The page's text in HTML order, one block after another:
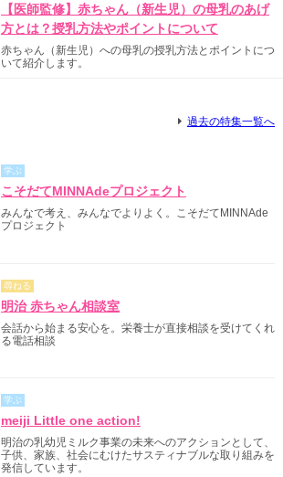
【医師監修】赤ちゃん（新生児）の母乳のあげ
方とは？授乳方法やポイントについて
赤ちゃん（新生児）への母乳の授乳方法とポイントにつ
いて紹介します。
過去の特集一覧へ
学ぶ
こそだてMINNAdeプロジェクト
みんなで考え、みんなでよりよく。こそだてMINNAde
プロジェクト
尋ねる
明治 赤ちゃん相談室
会話から始まる安心を。栄養士が直接相談を受けてくれ
る電話相談
学ぶ
meiji Little one action!
明治の乳幼児ミルク事業の未来へのアクションとして、
子供、家族、社会にむけたサスティナブルな取り組みを
発信しています。